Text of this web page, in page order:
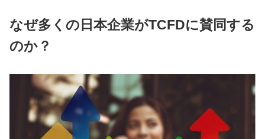
なぜ多くの日本企業がTCFDに賛同する
のか？